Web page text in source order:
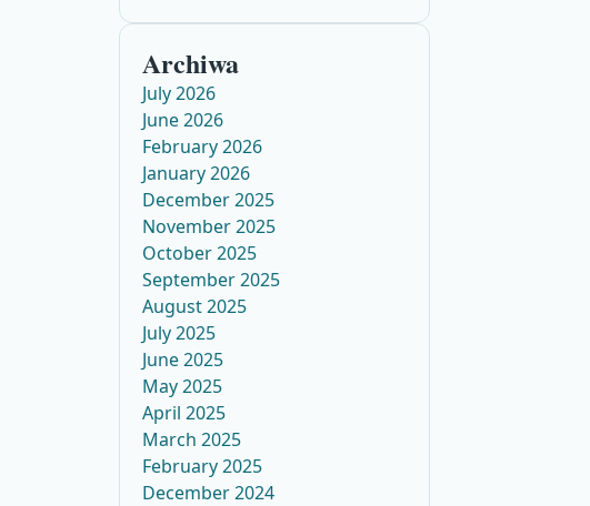
Archiwa
July 2026
June 2026
February 2026
January 2026
December 2025
November 2025
October 2025
September 2025
August 2025
July 2025
June 2025
May 2025
April 2025
March 2025
February 2025
December 2024